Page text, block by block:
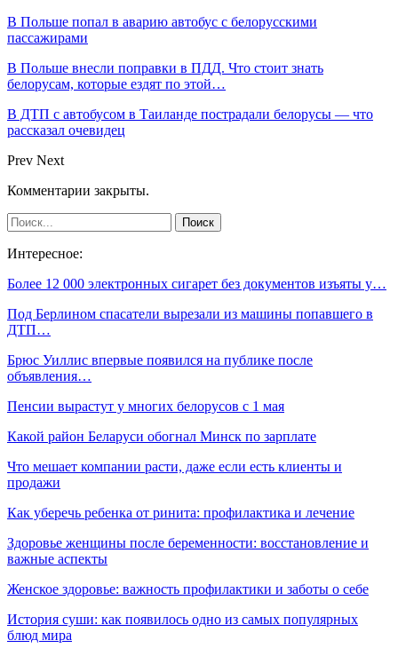
В Польше попал в аварию автобус с белорусскими
пассажирами
В Польше внесли поправки в ПДД. Что стоит знать
белорусам, которые ездят по этой…
В ДТП с автобусом в Таиланде пострадали белорусы — что
рассказал очевидец
Prev Next
Комментарии закрыты.
Интересное:
Более 12 000 электронных сигарет без документов изъяты у…
Под Берлином спасатели вырезали из машины попавшего в
ДТП…
Брюс Уиллис впервые появился на публике после
объявления…
Пенсии вырастут у многих белорусов с 1 мая
Какой район Беларуси обогнал Минск по зарплате
Что мешает компании расти, даже если есть клиенты и
продажи
Как уберечь ребенка от ринита: профилактика и лечение
Здоровье женщины после беременности: восстановление и
важные аспекты
Женское здоровье: важность профилактики и заботы о себе
История суши: как появилось одно из самых популярных
блюд мира